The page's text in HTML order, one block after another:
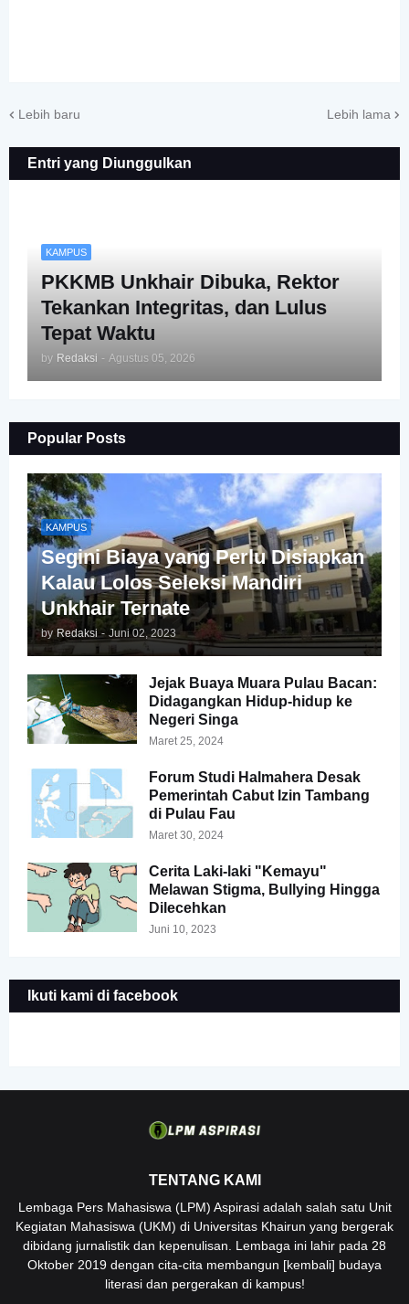
Lebih baru Lebih lama
Entri yang Diunggulkan
KAMPUS
PKKMB Unkhair Dibuka, Rektor
Tekankan Integritas, dan Lulus
Tepat Waktu
by Redaksi - Agustus 05, 2026
Popular Posts
KAMPUS
Segini Biaya yang Perlu Disiapkan
Kalau Lolos Seleksi Mandiri
Unkhair Ternate
by Redaksi - Juni 02, 2023
Jejak Buaya Muara Pulau Bacan:
Didagangkan Hidup-hidup ke
Negeri Singa
Maret 25, 2024
Forum Studi Halmahera Desak
Pemerintah Cabut Izin Tambang
di Pulau Fau
Maret 30, 2024
Cerita Laki-laki "Kemayu"
Melawan Stigma, Bullying Hingga
Dilecehkan
Juni 10, 2023
Ikuti kami di facebook
TENTANG KAMI
Lembaga Pers Mahasiswa (LPM) Aspirasi adalah salah satu Unit
Kegiatan Mahasiswa (UKM) di Universitas Khairun yang bergerak
dibidang jurnalistik dan kepenulisan. Lembaga ini lahir pada 28
Oktober 2019 dengan cita-cita membangun [kembali] budaya
literasi dan pergerakan di kampus!